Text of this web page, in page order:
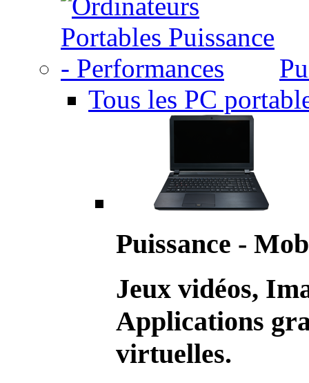
Tous les PC
Puissance -
Jeux vidéos,
Applications
virtuelles.